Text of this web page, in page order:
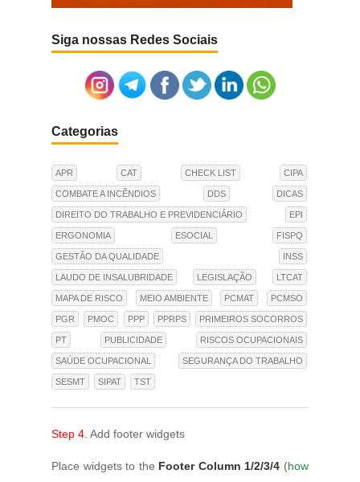
Siga nossas Redes Sociais
Categorias
APR CAT CHECK LIST CIPA
COMBATE A INCÊNDIOS DDS DICAS
DIREITO DO TRABALHO E PREVIDENCIÁRIO EPI
ERGONOMIA ESOCIAL FISPQ
GESTÃO DA QUALIDADE INSS
LAUDO DE INSALUBRIDADE LEGISLAÇÃO LTCAT
MAPA DE RISCO MEIO AMBIENTE PCMAT PCMSO
PGR PMOC PPP PPRPS PRIMEIROS SOCORROS
PT PUBLICIDADE RISCOS OCUPACIONAIS
SAÚDE OCUPACIONAL SEGURANÇA DO TRABALHO
SESMT SIPAT TST
Step 4. Add footer widgets
Place widgets to the Footer Column 1/2/3/4 (how